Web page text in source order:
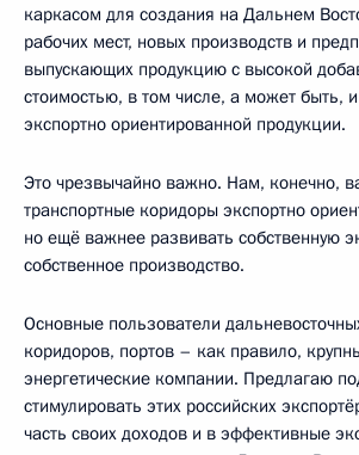
каркасом для создания на Дальнем
рабочих мест, новых производств и
выпускающих продукцию с высокой
стоимостью, в том числе, а может быть,
экспортно ориентированной продукции.
Это чрезвычайно важно. Нам, конечно,
транспортные коридоры экспортно
но ещё важнее развивать собственную
собственное производство.
Основные пользователи
коридоров, портов – как правило,
энергетические компании. Предлагаю
стимулировать этих российских
часть своих доходов и в эффективные